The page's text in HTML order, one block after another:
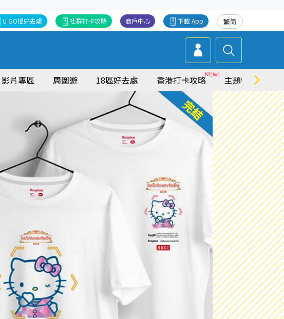
繁简
下載 App
商戶中心
社群打卡攻略
U GO搵好去處
影片專區 周圍遊 18區好去處 香港打卡攻略 主題特集